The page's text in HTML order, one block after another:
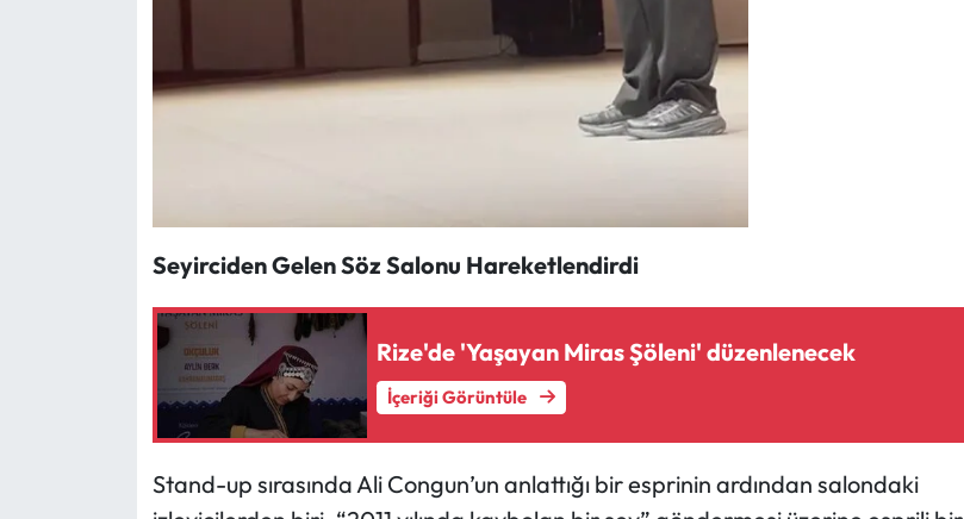
Seyirciden Gelen Söz Salonu Hareketlendirdi
Rize'de 'Yaşayan Miras Şöleni' düzenlenecek
İçeriği Görüntüle
Stand-up sırasında Ali Congun’un anlattığı bir esprinin ardından salondaki